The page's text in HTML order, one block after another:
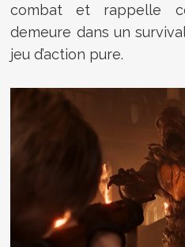
combat et rappelle
demeure dans un
jeu d’action pure.